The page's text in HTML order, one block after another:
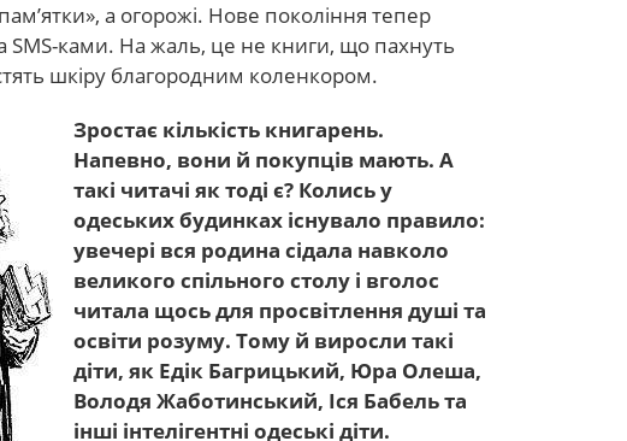
а огорожі. Нове покоління тепер
SMS-ками. На жаль, це не книги, що пахнуть
шкіру благородним коленкором.
Зростає кількість книгарень.
Напевно, вони й покупців мають. А
такі читачі як тоді є? Колись у
одеських будинках існувало правило:
увечері вся родина сідала навколо
великого спільного столу і вголос
читала щось для просвітлення душі та
освіти розуму. Тому й виросли такі
діти, як Едік Багрицький, Юра Олеша,
Володя Жаботинський, Іся Бабель та
інші інтелігентні одеські діти.